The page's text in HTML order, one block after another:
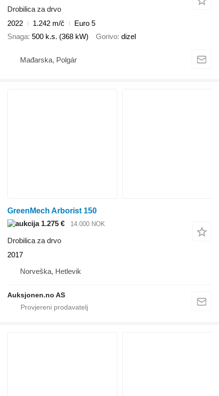
Drobilica za drvo
2022
1.242 m/č
Euro 5
Snaga 500 k.s. (368 kW) Gorivo dizel
Mađarska, Polgár
GreenMech Arborist 150
1.275 €
14.000 NOK
Drobilica za drvo
2017
Norveška, Hetlevik
Auksjonen.no AS